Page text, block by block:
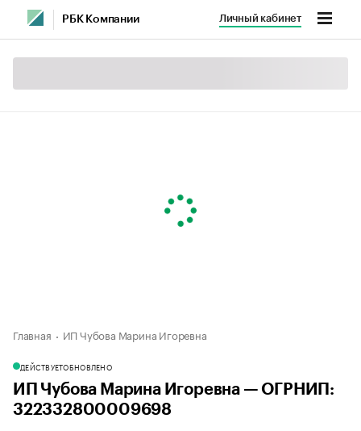
РБК Компании Личный кабинет
Главная ИП Чубова Марина Игоревна
ДЕЙСТВУЕТОБНОВЛЕНО
ИП Чубова Марина Игоревна — ОГРНИП:
322332800009698